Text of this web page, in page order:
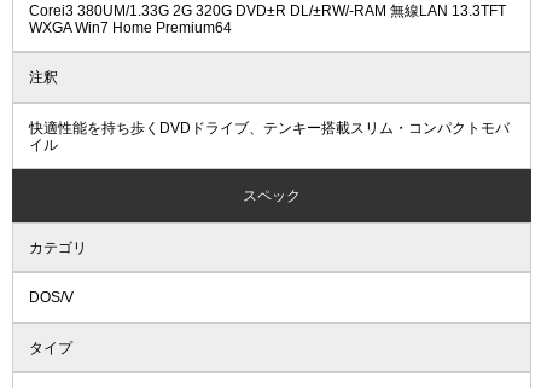
Corei3 380UM/1.33G 2G 320G DVD±R DL/±RW/-RAM 無線LAN 13.3TFT
WXGA Win7 Home Premium64
注釈
快適性能を持ち歩くDVDドライブ、テンキー搭載スリム・コンパクトモバ
イル
スペック
カテゴリ
DOS/V
タイプ